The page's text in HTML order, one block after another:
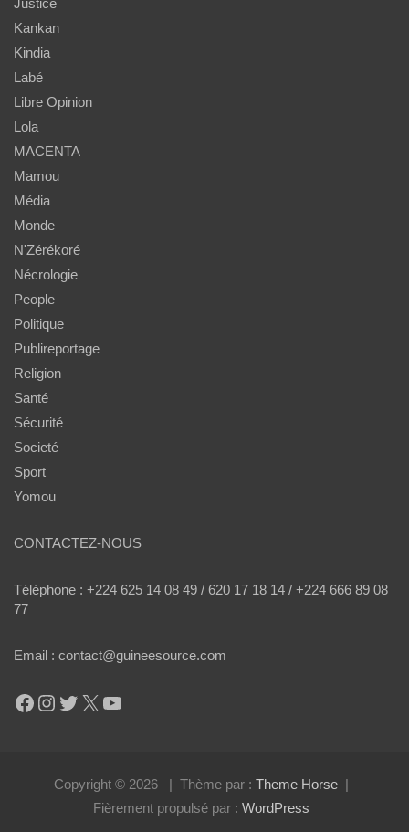
Justice
Kankan
Kindia
Labé
Libre Opinion
Lola
MACENTA
Mamou
Média
Monde
N'Zérékoré
Nécrologie
People
Politique
Publireportage
Religion
Santé
Sécurité
Societé
Sport
Yomou
CONTACTEZ-NOUS
Téléphone : +224 625 14 08 49 / 620 17 18 14 / +224 666 89 08
77
Email : contact@guineesource.com
Facebook
Instagram
Twitter
X YouTube
Copyright © 2026 Thème par : Theme Horse
Fièrement propulsé par : WordPress